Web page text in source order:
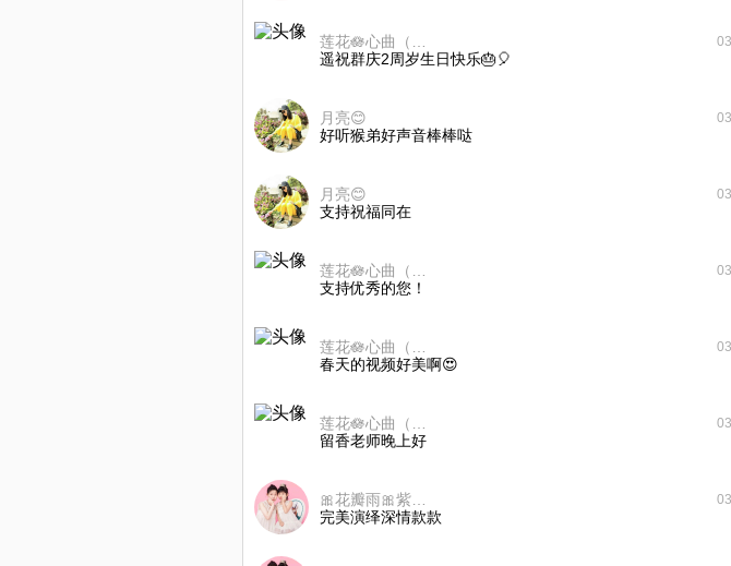
遥祝群庆2周岁生日快乐🎂🎈
月亮😊️
好听猴弟好声音棒棒哒
月亮😊️
支持祝福同在
支持优秀的您！
春天的视频好美啊😍
留香老师晚上好
完美演绎深情款款